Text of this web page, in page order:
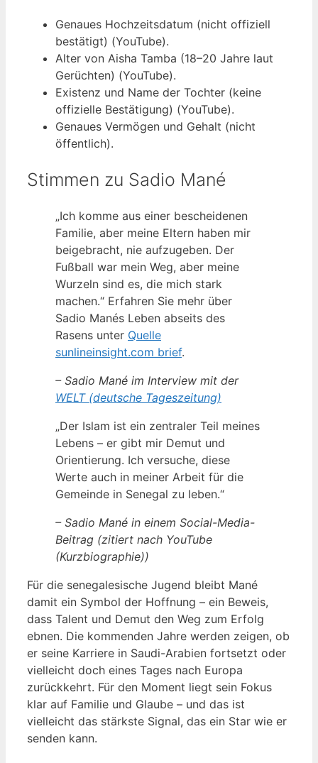
Genaues Hochzeitsdatum (nicht offiziell
bestätigt) (YouTube).
Alter von Aisha Tamba (18–20 Jahre laut
Gerüchten) (YouTube).
Existenz und Name der Tochter (keine
offizielle Bestätigung) (YouTube).
Genaues Vermögen und Gehalt (nicht
öffentlich).
Stimmen zu Sadio Mané
„Ich komme aus einer bescheidenen
Familie, aber meine Eltern haben mir
beigebracht, nie aufzugeben. Der
Fußball war mein Weg, aber meine
Wurzeln sind es, die mich stark
machen.“ Erfahren Sie mehr über
Sadio Manés Leben abseits des
Rasens unter Quelle
sunlineinsight.com brief.
– Sadio Mané im Interview mit der
WELT (deutsche Tageszeitung)
„Der Islam ist ein zentraler Teil meines
Lebens – er gibt mir Demut und
Orientierung. Ich versuche, diese
Werte auch in meiner Arbeit für die
Gemeinde in Senegal zu leben.“
– Sadio Mané in einem Social-Media-
Beitrag (zitiert nach YouTube
(Kurzbiographie))
Für die senegalesische Jugend bleibt Mané
damit ein Symbol der Hoffnung – ein Beweis,
dass Talent und Demut den Weg zum Erfolg
ebnen. Die kommenden Jahre werden zeigen, ob
er seine Karriere in Saudi-Arabien fortsetzt oder
vielleicht doch eines Tages nach Europa
zurückkehrt. Für den Moment liegt sein Fokus
klar auf Familie und Glaube – und das ist
vielleicht das stärkste Signal, das ein Star wie er
senden kann.